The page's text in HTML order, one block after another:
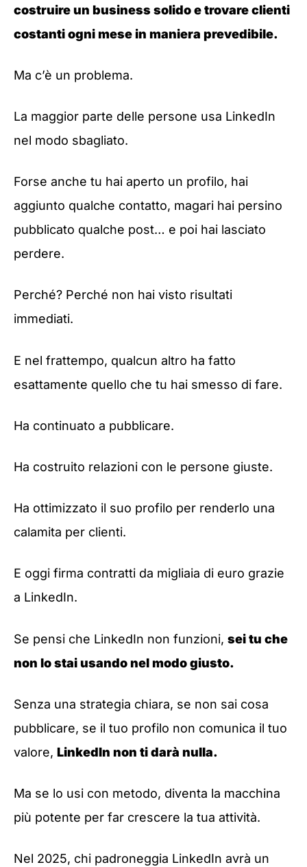
costruire un business solido e trovare clienti
costanti ogni mese in maniera prevedibile.
Ma c’è un problema.
La maggior parte delle persone usa LinkedIn
nel modo sbagliato.
Forse anche tu hai aperto un profilo, hai
aggiunto qualche contatto, magari hai persino
pubblicato qualche post… e poi hai lasciato
perdere.
Perché? Perché non hai visto risultati
immediati.
E nel frattempo, qualcun altro ha fatto
esattamente quello che tu hai smesso di fare.
Ha continuato a pubblicare.
Ha costruito relazioni con le persone giuste.
Ha ottimizzato il suo profilo per renderlo una
calamita per clienti.
E oggi firma contratti da migliaia di euro grazie
a LinkedIn.
Se pensi che LinkedIn non funzioni, sei tu che
non lo stai usando nel modo giusto.
Senza una strategia chiara, se non sai cosa
pubblicare, se il tuo profilo non comunica il tuo
valore, LinkedIn non ti darà nulla.
Ma se lo usi con metodo, diventa la macchina
più potente per far crescere la tua attività.
Nel 2025, chi padroneggia LinkedIn avrà un